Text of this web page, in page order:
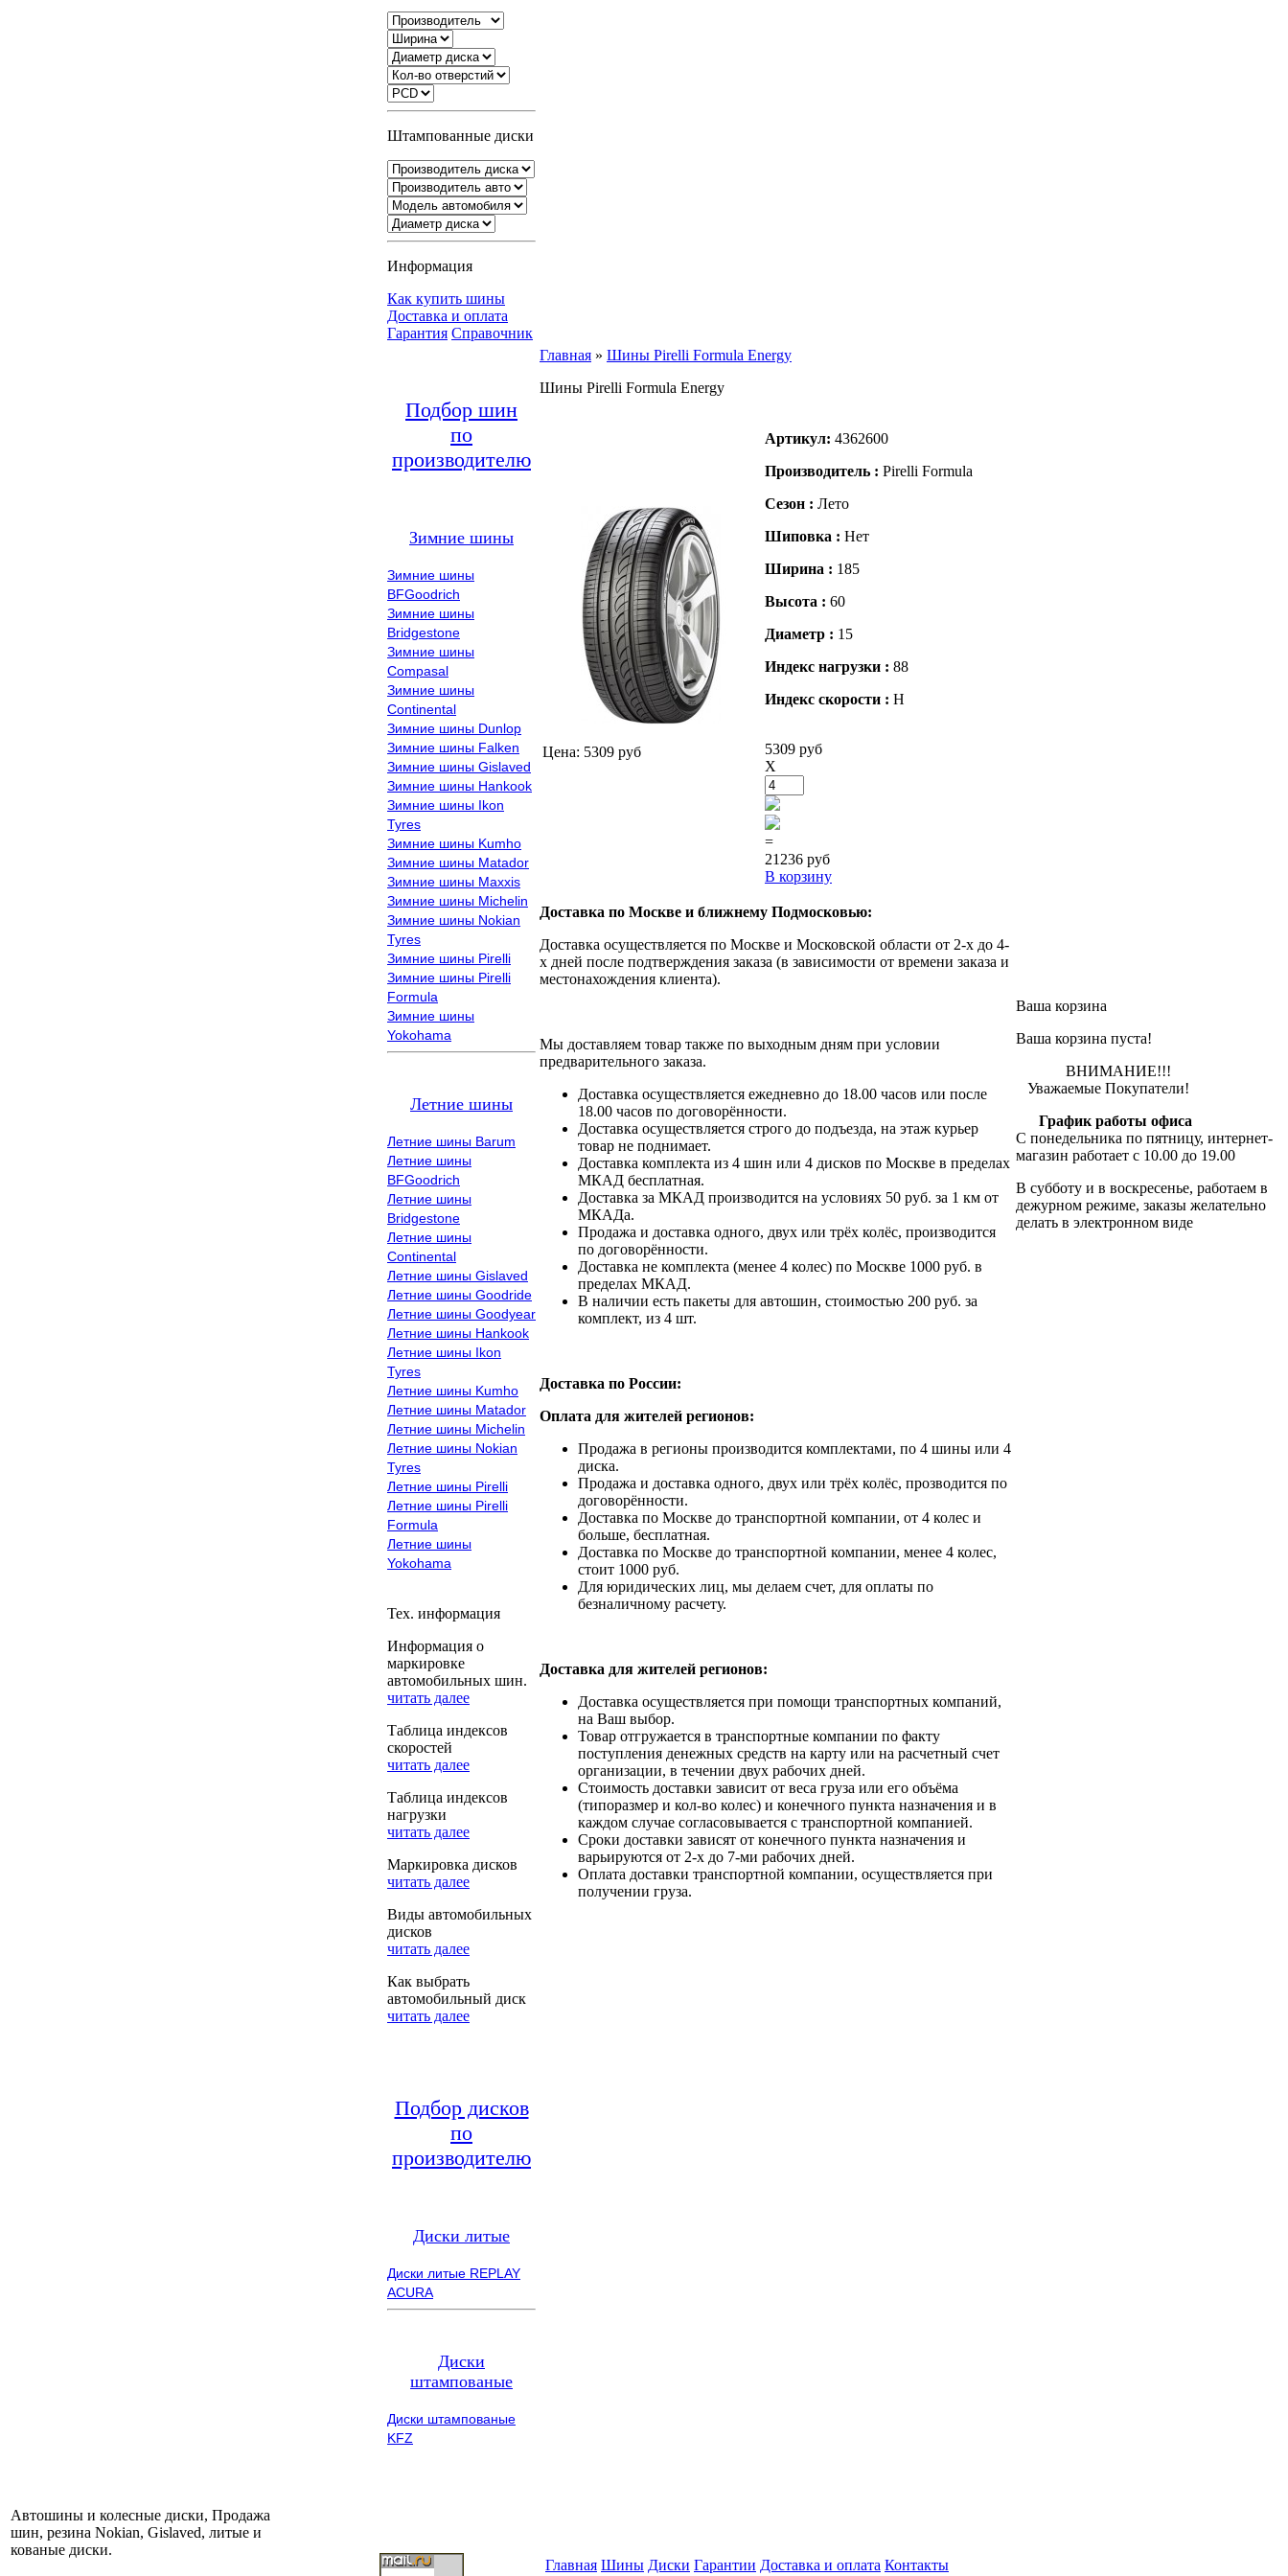
Штампованные диски
Информация
Как купить шины
Доставка и оплата
Гарантия Справочник
Подбор шин
по
производителю
Зимние шины
Зимние шины
BFGoodrich
Зимние шины
Bridgestone
Зимние шины
Compasal
Зимние шины
Continental
Зимние шины Dunlop
Зимние шины Falken
Зимние шины Gislaved
Зимние шины Hankook
Зимние шины Ikon
Tyres
Зимние шины Kumho
Зимние шины Matador
Зимние шины Maxxis
Зимние шины Michelin
Зимние шины Nokian
Tyres
Зимние шины Pirelli
Зимние шины Pirelli
Formula
Зимние шины
Yokohama
Летние шины
Летние шины Barum
Летние шины
BFGoodrich
Летние шины
Bridgestone
Летние шины
Continental
Летние шины Gislaved
Летние шины Goodride
Летние шины Goodyear
Летние шины Hankook
Летние шины Ikon
Tyres
Летние шины Kumho
Летние шины Matador
Летние шины Michelin
Летние шины Nokian
Tyres
Летние шины Pirelli
Летние шины Pirelli
Formula
Летние шины
Yokohama
Тех. информация
Информация о
маркировке
автомобильных шин.
читать далее
Таблица индексов
скоростей
читать далее
Таблица индексов
нагрузки
читать далее
Маркировка дисков
читать далее
Виды автомобильных
дисков
читать далее
Как выбрать
автомобильный диск
читать далее
Подбор дисков
по
производителю
Диски литые
Диски литые REPLAY
ACURA
Диски
штампованые
Диски штампованые
KFZ
Главная » Шины Pirelli Formula Energy
Шины Pirelli Formula Energy
Цена: 5309 руб
Артикул: 4362600
Производитель : Pirelli Formula
Сезон : Лето
Шиповка : Нет
Ширина : 185
Высота : 60
Диаметр : 15
Индекс нагрузки : 88
Индекс скорости : H
5309 руб
X
=
21236 руб
В корзину
Доставка по Москве и ближнему Подмосковью:
Доставка осуществляется по Москве и Московской области от 2-х до 4-
х дней после подтверждения заказа (в зависимости от времени заказа и
местонахождения клиента).
Мы доставляем товар также по выходным дням при условии
предварительного заказа.
Доставка осуществляется ежедневно до 18.00 часов или после
18.00 часов по договорённости.
Доставка осуществляется строго до подъезда, на этаж курьер
товар не поднимает.
Доставка комплекта из 4 шин или 4 дисков по Москве в пределах
МКАД бесплатная.
Доставка за МКАД производится на условиях 50 руб. за 1 км от
МКАДа.
Продажа и доставка одного, двух или трёх колёс, производится
по договорённости.
Доставка не комплекта (менее 4 колес) по Москве 1000 руб. в
пределах МКАД.
В наличии есть пакеты для автошин, стоимостью 200 руб. за
комплект, из 4 шт.
Доставка по России:
Оплата для жителей регионов:
Продажа в регионы производится комплектами, по 4 шины или 4
диска.
Продажа и доставка одного, двух или трёх колёс, прозводится по
договорённости.
Доставка по Москве до транспортной компании, от 4 колес и
больше, бесплатная.
Доставка по Москве до транспортной компании, менее 4 колес,
стоит 1000 руб.
Для юридических лиц, мы делаем счет, для оплаты по
безналичному расчету.
Доставка для жителей регионов:
Доставка осуществляется при помощи транспортных компаний,
на Ваш выбор.
Товар отгружается в транспортные компании по факту
поступления денежных средств на карту или на расчетный счет
организации, в течении двух рабочих дней.
Стоимость доставки зависит от веса груза или его объёма
(типоразмер и кол-во колес) и конечного пункта назначения и в
каждом случае согласовывается с транспортной компанией.
Сроки доставки зависят от конечного пункта назначения и
варьируются от 2-х до 7-ми рабочих дней.
Оплата доставки транспортной компании, осуществляется при
получении груза.
Ваша корзина
Ваша корзина пуста!
ВНИМАНИЕ!!!
Уважаемые Покупатели!
График работы офиса
С понедельника по пятницу, интернет-
магазин работает с 10.00 до 19.00
В субботу и в воскресенье, работаем в
дежурном режиме, заказы желательно
делать в электронном виде
Автошины и колесные диски, Продажа
шин, резина Nokian, Gislaved, литые и
кованые диски.
Главная Шины Диски Гарантии Доставка и оплата Контакты